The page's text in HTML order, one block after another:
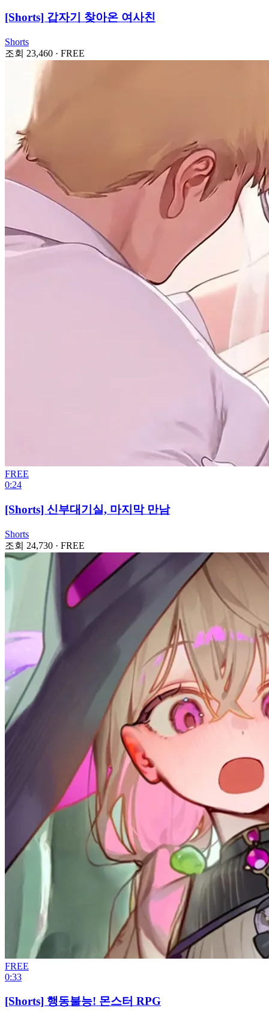
[Shorts] 갑자기 찾아온 여사친
Shorts
조회 23,460 · FREE
FREE
0:24
[Shorts] 신부대기실, 마지막 만남
Shorts
조회 24,730 · FREE
FREE
0:33
[Shorts] 행동불능! 몬스터 RPG